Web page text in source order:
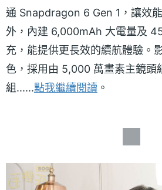
通 Snapdragon 6 Gen 1，讓效
外，內建 6,000mAh 大電量及
充，能提供更長效的續航體驗。
色，採用由 5,000 萬畫素主鏡頭
組......點我繼續閱讀 。